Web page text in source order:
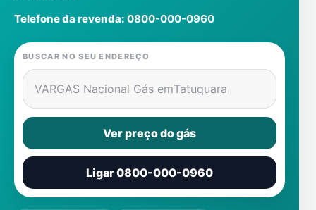
Contatos
Telefone da revenda: 0800-000-0960
BUSCAR NO SEU ENDEREÇO
VARGAS Nacional Gás emTatuquara
Ver preço do gás
Ligar 0800-000-0960